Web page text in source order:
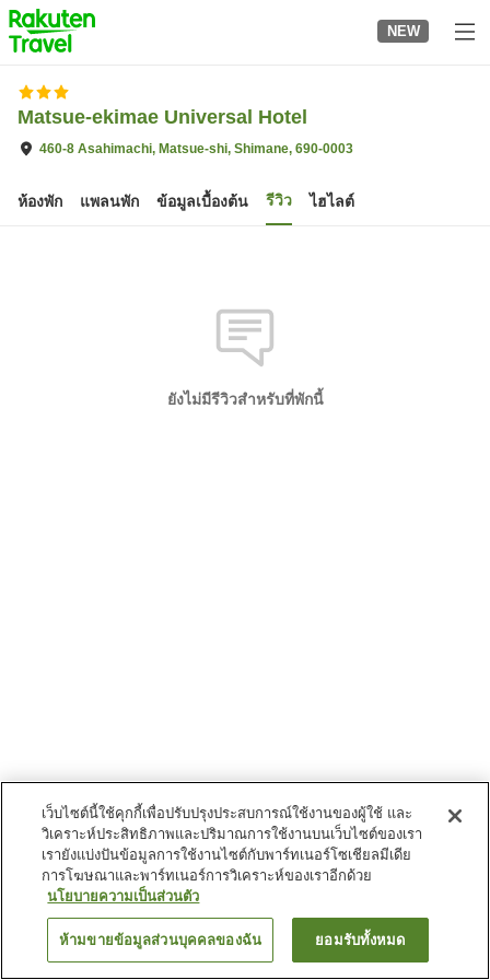
to
top
page
NEW
Matsue-ekimae Universal Hotel
460-8 Asahimachi, Matsue-shi, Shimane, 690-0003
ห้องพัก แพลนพัก ข้อมูลเบื้องต้น รีวิว ไฮไลต์
ยังไม่มีรีวิวสำหรับที่พักนี้
เว็บไซต์นี้ใช้คุกกี้เพื่อปรับปรุงประสบการณ์ใช้งานของผู้ใช้ และ
วิเคราะห์ประสิทธิภาพและปริมาณการใช้งานบนเว็บไซต์ของเรา
เรายังแบ่งปันข้อมูลการใช้งานไซต์กับพาร์ทเนอร์โซเชียลมีเดีย
การโฆษณาและพาร์ทเนอร์การวิเคราะห์ของเราอีกด้วย
นโยบายความเป็นส่วนตัว
ห้ามขายข้อมูลส่วนบุคคลของฉัน ยอมรับทั้งหมด